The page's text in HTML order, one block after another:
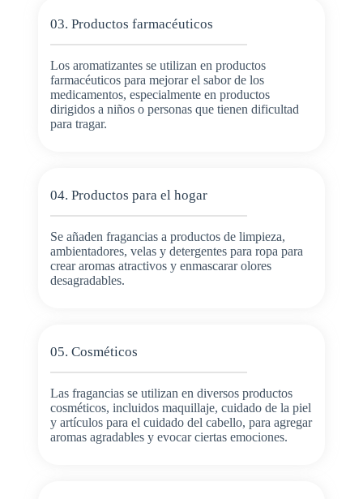
03. Productos farmacéuticos
Los aromatizantes se utilizan en productos
farmacéuticos para mejorar el sabor de los
medicamentos, especialmente en productos
dirigidos a niños o personas que tienen dificultad
para tragar.
04. Productos para el hogar
Se añaden fragancias a productos de limpieza,
ambientadores, velas y detergentes para ropa para
crear aromas atractivos y enmascarar olores
desagradables.
05. Cosméticos
Las fragancias se utilizan en diversos productos
cosméticos, incluidos maquillaje, cuidado de la piel
y artículos para el cuidado del cabello, para agregar
aromas agradables y evocar ciertas emociones.